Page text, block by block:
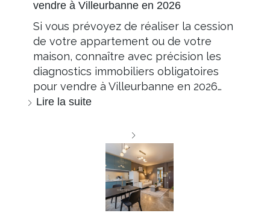
vendre à Villeurbanne en 2026
Si vous prévoyez de réaliser la cession
de votre appartement ou de votre
maison, connaître avec précision les
diagnostics immobiliers obligatoires
pour vendre à Villeurbanne en 2026…
Lire la suite